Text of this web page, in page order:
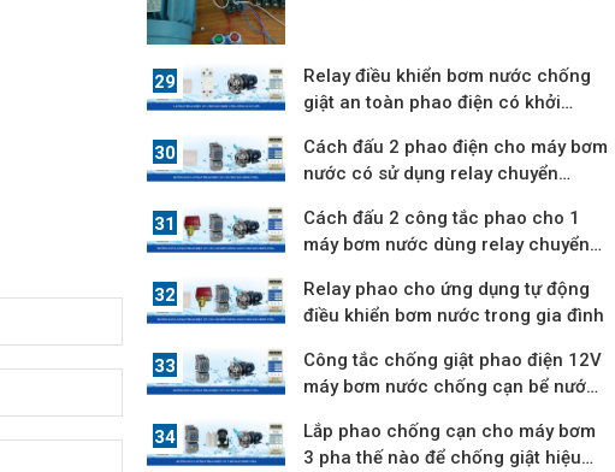
Relay điều khiển bơm nước chống
giật an toàn phao điện có khởi
Cách đấu 2 phao điện cho máy bơm
nước có sử dụng relay chuyển
Cách đấu 2 công tắc phao cho 1
máy bơm nước dùng relay chuyển
Relay phao cho ứng dụng tự động
điều khiển bơm nước trong gia đình
Công tắc chống giật phao điện 12V
máy bơm nước chống cạn bể nước
Lắp phao chống cạn cho máy bơm
3 pha thế nào để chống giật hiệu